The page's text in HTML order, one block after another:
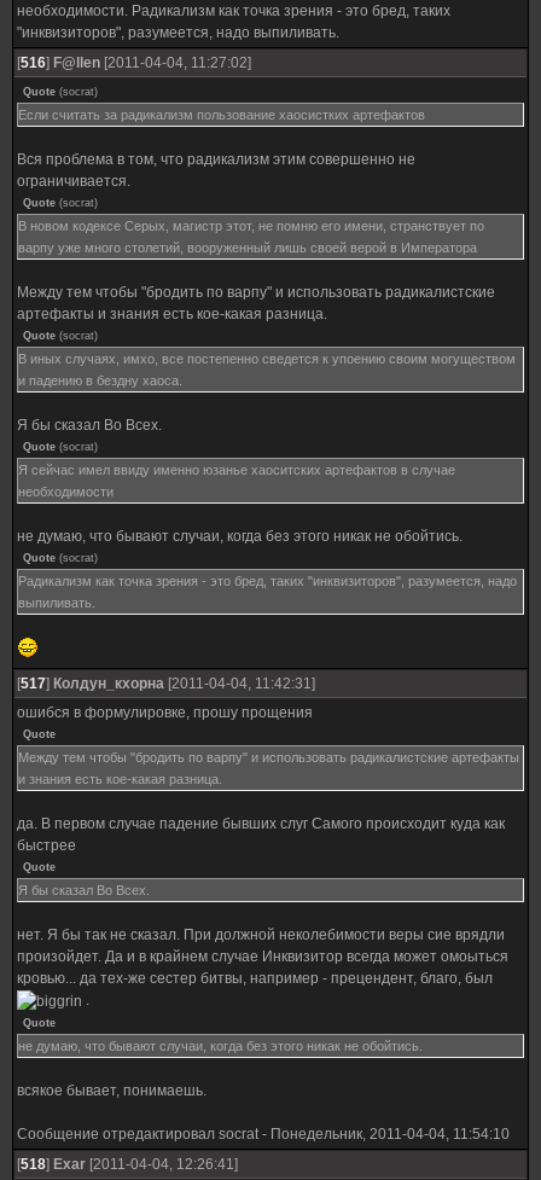
необходимости. Радикализм как точка зрения - это бред, таких
"инквизиторов", разумеется, надо выпиливать.
[516] F@llen [2011-04-04, 11:27:02]
Quote (socrat)
Если считать за радикализм пользование хаосистких артефактов
Вся проблема в том, что радикализм этим совершенно не
ограничивается.
Quote (socrat)
В новом кодексе Серых, магистр этот, не помню его имени, странствует по
варпу уже много столетий, вооруженный лишь своей верой в Императора
Между тем чтобы "бродить по варпу" и использовать радикалистские
артефакты и знания есть кое-какая разница.
Quote (socrat)
В иных случаях, имхо, все постепенно сведется к упоению своим могуществом
и падению в бездну хаоса.
Я бы сказал Во Всех.
Quote (socrat)
Я сейчас имел ввиду именно юзанье хаоситских артефактов в случае
необходимости
не думаю, что бывают случаи, когда без этого никак не обойтись.
Quote (socrat)
Радикализм как точка зрения - это бред, таких "инквизиторов", разумеется, надо
выпиливать.
[517] Колдун_кхорна [2011-04-04, 11:42:31]
ошибся в формулировке, прошу прощения
Quote
Между тем чтобы "бродить по варпу" и использовать радикалистские артефакты
и знания есть кое-какая разница.
да. В первом случае падение бывших слуг Самого происходит куда как
быстрее
Quote
Я бы сказал Во Всех.
нет. Я бы так не сказал. При должной неколебимости веры сие врядли
произойдет. Да и в крайнем случае Инквизитор всегда может омоыться
кровью... да тех-же сестер битвы, например - прецендент, благо, был
.
Quote
не думаю, что бывают случаи, когда без этого никак не обойтись.
всякое бывает, понимаешь.
Сообщение отредактировал socrat- Понедельник, 2011-04-04, 11:54:10
[518] Exar [2011-04-04, 12:26:41]